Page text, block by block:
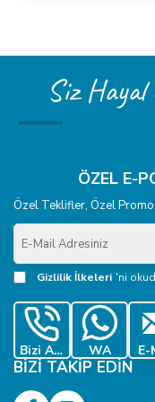
Siz
ÖZEL E-
Özel Teklifler, Özel
E-
Mail
Adresiniz
Gizlilik İlkeleri 'ni
Bizi Ara WA E-
BIZI TAKIP EDIN